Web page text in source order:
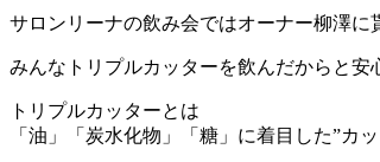
サロンリーナの飲み会ではオーナー柳澤
みんなトリプルカッターを飲んだからと
トリプルカッターとは
「油」「炭水化物」「糖」に着目した”カ